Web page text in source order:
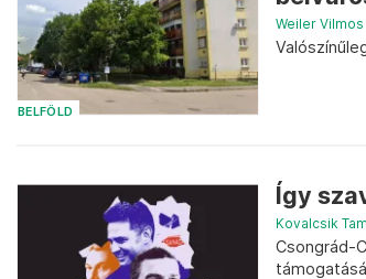
BELFÖLD
Weiler Vilmos
Így
Kovalcsik
Csongrád-